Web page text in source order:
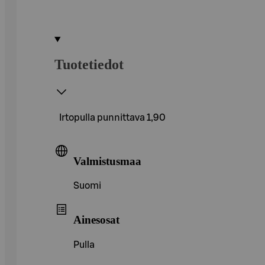
Tuotetiedot
Irtopulla punnittava 1,90
Valmistusmaa
Suomi
Ainesosat
Pulla